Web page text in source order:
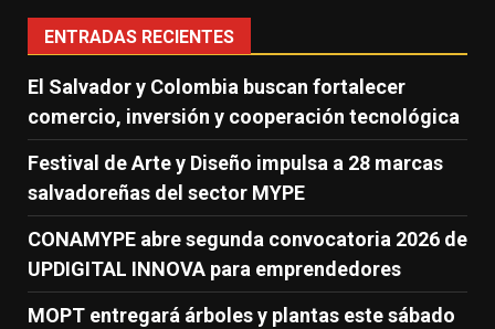
ENTRADAS RECIENTES
El Salvador y Colombia buscan fortalecer
comercio, inversión y cooperación tecnológica
Festival de Arte y Diseño impulsa a 28 marcas
salvadoreñas del sector MYPE
CONAMYPE abre segunda convocatoria 2026 de
UPDIGITAL INNOVA para emprendedores
MOPT entregará árboles y plantas este sábado